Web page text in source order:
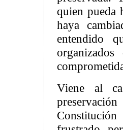
quien pueda
haya
entendido
Viene al